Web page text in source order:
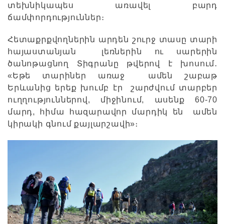
տեխնիկապես առավել բարդ
ճամփորդություններ։
Հետաքրքվողներին արդեն շուրջ տասը տարի
հայաստանյան լեռներին ու սարերին
ծանոթացնող Տիգրանը թվերով է խոսում․
«Եթե տարիներ առաջ ամեն շաբաթ
Երևանից երեք խումբ էր շարժվում տարբեր
ուղղություններով, միջինում, ասենք 60-70
մարդ, հիմա հազարավոր մարդիկ են ամեն
կիրակի գնում քայլարշավի»։